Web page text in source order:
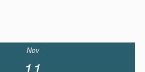
Nov